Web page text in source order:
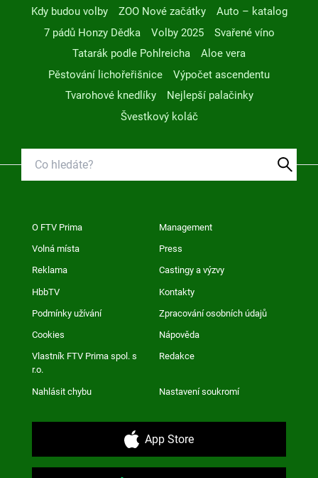
Kdy budou volby
ZOO Nové začátky
Auto – katalog
7 pádů Honzy Dědka
Volby 2025
Svařené víno
Tatarák podle Pohlreicha
Aloe vera
Pěstování lichořeřišnice
Výpočet ascendentu
Tvarohové knedlíky
Nejlepší palačinky
Švestkový koláč
O FTV Prima Management
Volná místa Press
Reklama Castingy a výzvy
HbbTV Kontakty
Podmínky užívání Zpracování osobních údajů
Cookies Nápověda
Vlastník FTV Prima spol. s
r.o.
Redakce
Nahlásit chybu Nastavení soukromí
App Store